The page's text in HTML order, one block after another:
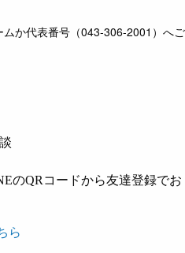
か代表番号（043-306-2001）へご
のQRコードから友達登録でお
ら